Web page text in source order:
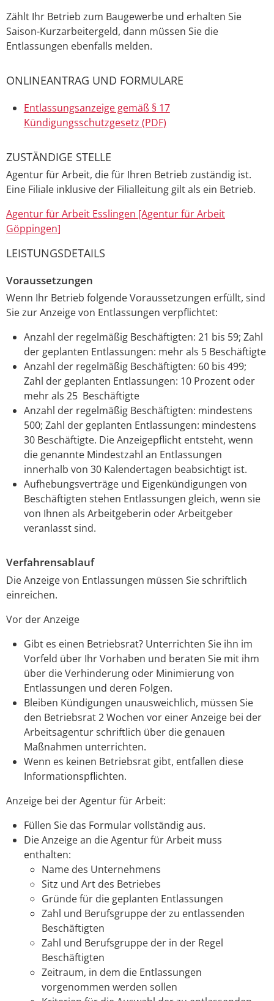
Zählt Ihr Betrieb zum Baugewerbe und erhalten Sie
Saison-Kurzarbeitergeld, dann müssen Sie die
Entlassungen ebenfalls melden.
ONLINEANTRAG UND FORMULARE
Entlassungsanzeige gemäß § 17
Kündigungsschutzgesetz (PDF)
ZUSTÄNDIGE STELLE
Agentur für Arbeit, die für Ihren Betrieb zuständig ist.
Eine Filiale inklusive der Filialleitung gilt als ein Betrieb.
Agentur für Arbeit Esslingen [Agentur für Arbeit
Göppingen]
LEISTUNGSDETAILS
Voraussetzungen
Wenn Ihr Betrieb folgende Voraussetzungen erfüllt, sind
Sie zur Anzeige von Entlassungen verpflichtet:
Anzahl der regelmäßig Beschäftigten: 21 bis 59; Zahl
der geplanten Entlassungen: mehr als 5 Beschäftigte
Anzahl der regelmäßig Beschäftigten: 60 bis 499;
Zahl der geplanten Entlassungen: 10 Prozent oder
mehr als 25 Beschäftigte
Anzahl der regelmäßig Beschäftigten: mindestens
500; Zahl der geplanten Entlassungen: mindestens
30 Beschäftigte. Die Anzeigepflicht entsteht, wenn
die genannte Mindestzahl an Entlassungen
innerhalb von 30 Kalendertagen beabsichtigt ist.
Aufhebungsverträge und Eigenkündigungen von
Beschäftigten stehen Entlassungen gleich, wenn sie
von Ihnen als Arbeitgeberin oder Arbeitgeber
veranlasst sind.
Verfahrensablauf
Die Anzeige von Entlassungen müssen Sie schriftlich
einreichen.
Vor der Anzeige
Gibt es einen Betriebsrat? Unterrichten Sie ihn im
Vorfeld über Ihr Vorhaben und beraten Sie mit ihm
über die Verhinderung oder Minimierung von
Entlassungen und deren Folgen.
Bleiben Kündigungen unausweichlich, müssen Sie
den Betriebsrat 2 Wochen vor einer Anzeige bei der
Arbeitsagentur schriftlich über die genauen
Maßnahmen unterrichten.
Wenn es keinen Betriebsrat gibt, entfallen diese
Informationspflichten.
Anzeige bei der Agentur für Arbeit:
Füllen Sie das Formular vollständig aus.
Die Anzeige an die Agentur für Arbeit muss
enthalten:
Name des Unternehmens
Sitz und Art des Betriebes
Gründe für die geplanten Entlassungen
Zahl und Berufsgruppe der zu entlassenden
Beschäftigten
Zahl und Berufsgruppe der in der Regel
Beschäftigten
Zeitraum, in dem die Entlassungen
vorgenommen werden sollen